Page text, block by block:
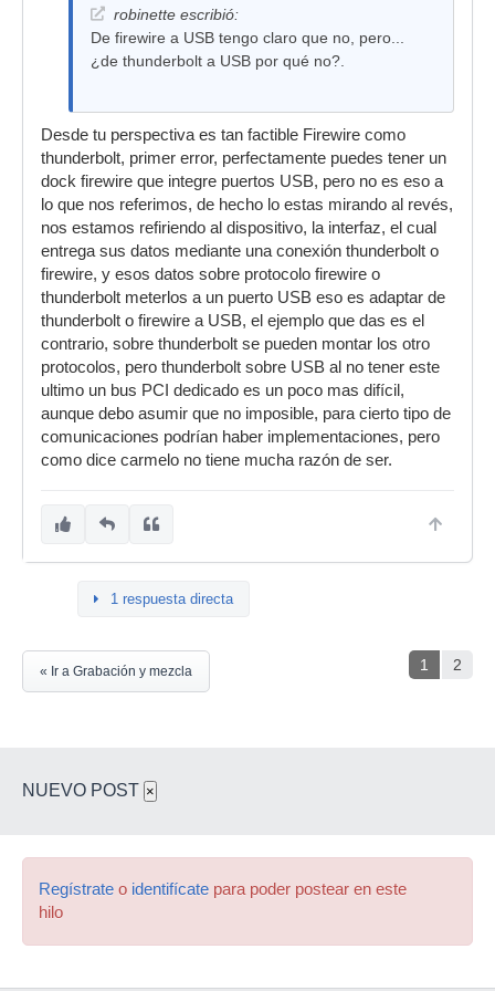
robinette escribió:
De firewire a USB tengo claro que no, pero...
¿de thunderbolt a USB por qué no?.
Desde tu perspectiva es tan factible Firewire como
thunderbolt, primer error, perfectamente puedes tener un
dock firewire que integre puertos USB, pero no es eso a
lo que nos referimos, de hecho lo estas mirando al revés,
nos estamos refiriendo al dispositivo, la interfaz, el cual
entrega sus datos mediante una conexión thunderbolt o
firewire, y esos datos sobre protocolo firewire o
thunderbolt meterlos a un puerto USB eso es adaptar de
thunderbolt o firewire a USB, el ejemplo que das es el
contrario, sobre thunderbolt se pueden montar los otro
protocolos, pero thunderbolt sobre USB al no tener este
ultimo un bus PCI dedicado es un poco mas difícil,
aunque debo asumir que no imposible, para cierto tipo de
comunicaciones podrían haber implementaciones, pero
como dice carmelo no tiene mucha razón de ser.
1 respuesta directa
1 2
« Ir a Grabación y mezcla
NUEVO POST ×
Regístrate o identifícate para poder postear en este
hilo